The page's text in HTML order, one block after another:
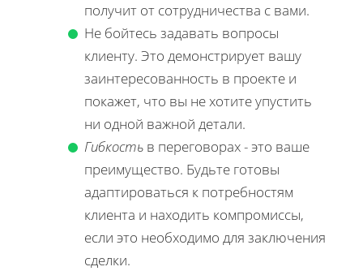
получит от сотрудничества с вами.
Не бойтесь задавать вопросы
клиенту. Это демонстрирует вашу
заинтересованность в проекте и
покажет, что вы не хотите упустить
ни одной важной детали.
Гибкость в переговорах - это ваше
преимущество. Будьте готовы
адаптироваться к потребностям
клиента и находить компромиссы,
если это необходимо для заключения
сделки.